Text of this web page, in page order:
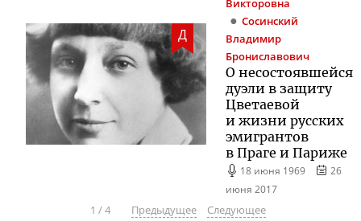
Д
Викторовна
Сосинский
Владимир
Брониславович
О несостоявшейся
дуэли в защиту
Цветаевой
и жизни русских
эмигрантов
в Праге и Париже
18 июня 1969
26
июня 2017
1 /4 Предыдущее
Следующее